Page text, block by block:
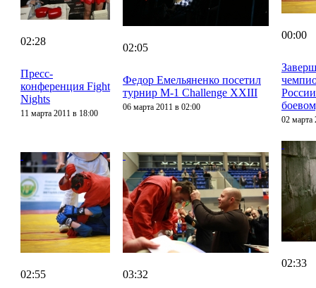
02:28
Пресс-
конференция Fight
Nights
11 марта 2011 в 18:00
02:05
Федор Емельяненко посетил
турнир M-1 Challenge XXIII
06 марта 2011 в 02:00
00:00
02 марта
02:55 03:32
02:33